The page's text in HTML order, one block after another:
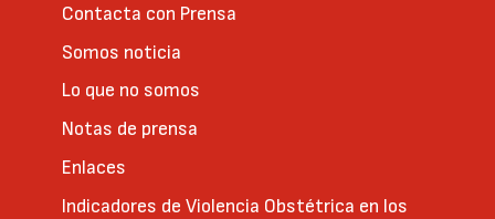
Contacta con Prensa
Somos noticia
Lo que no somos
Notas de prensa
Enlaces
Indicadores de Violencia Obstétrica en los